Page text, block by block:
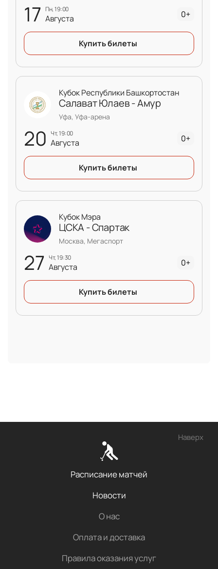
17 пн, 19:00
Августа 0+
Купить билеты
20 чт, 19:00
Августа
Кубок Республики Башкортостан
Салават Юлаев - Амур
Уфа, Уфа-арена
0+
Купить билеты
27 чт, 19:30
Августа
Кубок Мэра
ЦСКА - Спартак
Москва, Мегаспорт
0+
Купить билеты
Наверх
Расписание матчей
Новости
О нас
Оплата и доставка
Правила оказания услуг